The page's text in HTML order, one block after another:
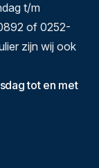
t/m
of 0252-
zijn wij ook
tot en met